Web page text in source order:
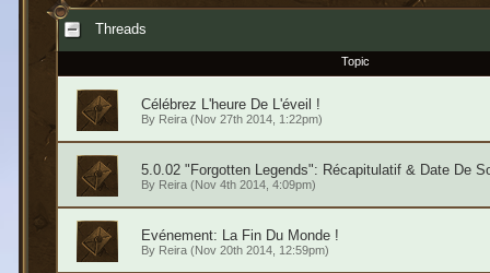
Threads
Topic
Célébrez L'heure De L'éveil !
By Reira(Nov 27th 2014, 1:22pm)
5.0.02 "Forgotten Legends": Récapitulatif & Date De
By Reira(Nov 4th 2014, 4:09pm)
Evénement: La Fin Du Monde !
By Reira(Nov 20th 2014, 12:59pm)